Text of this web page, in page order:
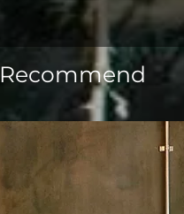
Recommend